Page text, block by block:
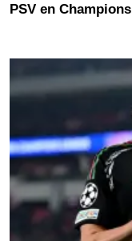
PSV en Champions